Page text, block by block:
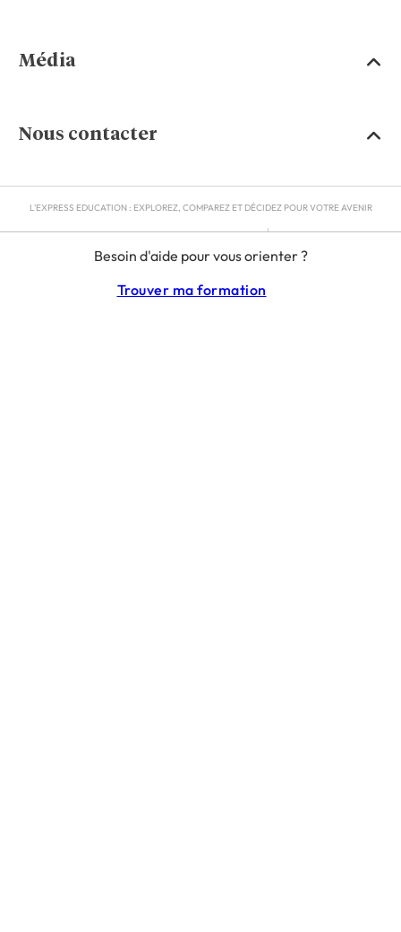
Besoin d'aide pour vous orienter ?
Trouver ma formation
Média
Nous contacter
L'EXPRESS EDUCATION : EXPLOREZ, COMPAREZ ET DÉCIDEZ POUR VOTRE AVENIR
RGPD